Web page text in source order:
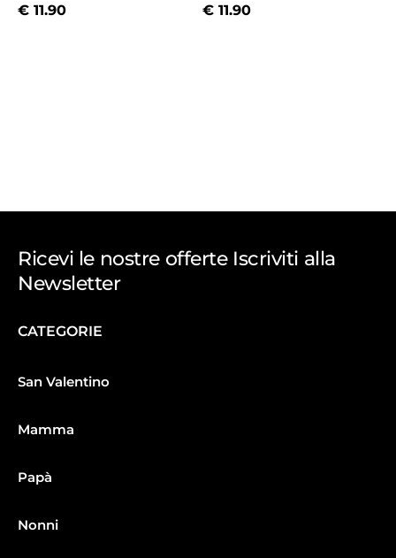
€11.90 € 11.90
Ricevi le nostre offerte Iscriviti alla
Newsletter
CATEGORIE
San Valentino
Mamma
Papà
Nonni